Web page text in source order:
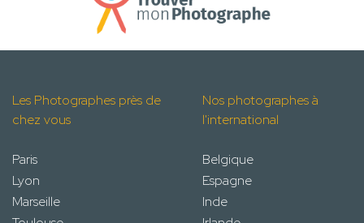
Les Photographes près de
chez vous
Paris
Lyon
Marseille
Nos photographes à
l'international
Belgique
Espagne
Inde